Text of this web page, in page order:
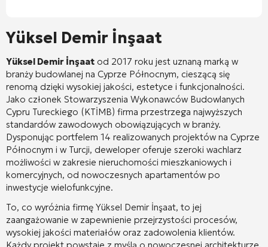
Yüksel Demir İnşaat
Yüksel Demir İnşaat od 2017 roku jest uznaną marką w
branży budowlanej na Cyprze Północnym, cieszącą się
renomą dzięki wysokiej jakości, estetyce i funkcjonalności.
Jako członek Stowarzyszenia Wykonawców Budowlanych
Cypru Tureckiego (KTİMB) firma przestrzega najwyższych
standardów zawodowych obowiązujących w branży.
Dysponując portfelem 14 realizowanych projektów na Cyprze
Północnym i w Turcji, deweloper oferuje szeroki wachlarz
możliwości w zakresie nieruchomości mieszkaniowych i
komercyjnych, od nowoczesnych apartamentów po
inwestycje wielofunkcyjne.
To, co wyróżnia firmę Yüksel Demir İnşaat, to jej
zaangażowanie w zapewnienie przejrzystości procesów,
wysokiej jakości materiałów oraz zadowolenia klientów.